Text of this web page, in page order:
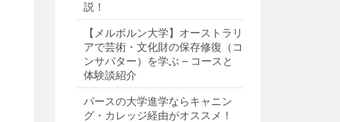
説！
【メルボルン大学】オーストラリ
アで芸術・文化財の保存修復（コ
ンサバター）を学ぶ – コースと
体験談紹介
パースの大学進学ならキャニン
グ・カレッジ経由がオススメ！